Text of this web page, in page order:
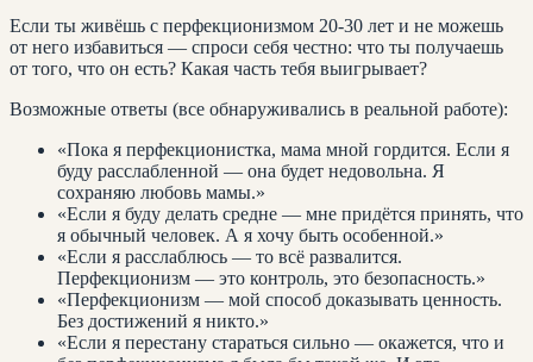
Если ты живёшь с перфекционизмом 20-30 лет и не можешь
от него избавиться — спроси себя честно: что ты получаешь
от того, что он есть? Какая часть тебя выигрывает?
Возможные ответы (все обнаруживались в реальной работе):
«Пока я перфекционистка, мама мной гордится. Если я
буду расслабленной — она будет недовольна. Я
сохраняю любовь мамы.»
«Если я буду делать средне — мне придётся принять, что
я обычный человек. А я хочу быть особенной.»
«Если я расслаблюсь — то всё развалится.
Перфекционизм — это контроль, это безопасность.»
«Перфекционизм — мой способ доказывать ценность.
Без достижений я никто.»
«Если я перестану стараться сильно — окажется, что и